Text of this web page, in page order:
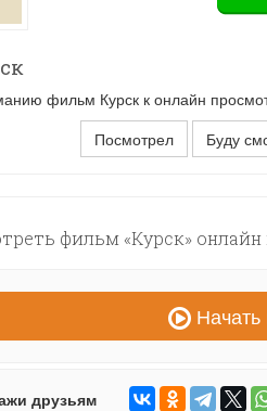
фильм Курск к онлайн
Посмотрел
Буду
фильм «Курск» онлайн
друзьям